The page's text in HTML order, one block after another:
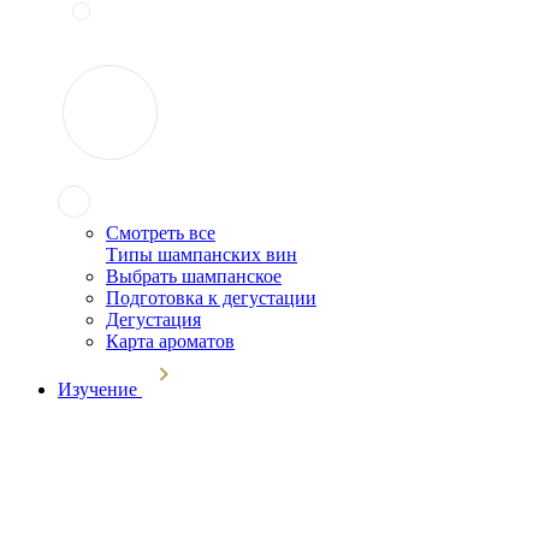
Смотреть все
Типы шампанских вин
Выбрать шампанское
Подготовка к дегустации
Дегустация
Карта ароматов
Изучение